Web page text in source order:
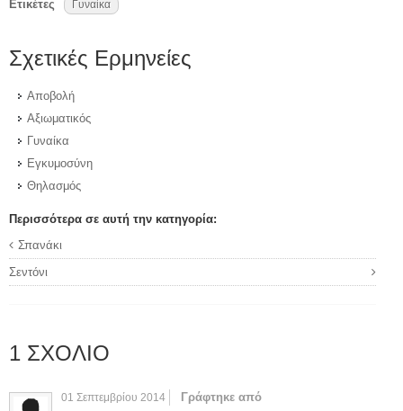
Ετικέτες Γυναίκα
Σχετικές Ερμηνείες
Αποβολή
Αξιωματικός
Γυναίκα
Εγκυμοσύνη
Θηλασμός
Περισσότερα σε αυτή την κατηγορία:
Σπανάκι
Σεντόνι
1 ΣΧΌΛΙΟ
01 Σεπτεμβρίου 2014 Γράφτηκε από